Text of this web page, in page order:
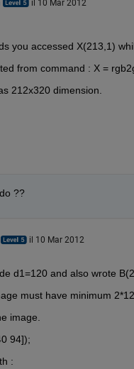
il 10 Mar 2012
you accessed X(213,1)
from command : X =
212x320 dimension.
??
il 10 Mar 2012
d1=120 and also wrote
must have minimum
image.
94]);
: